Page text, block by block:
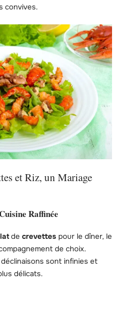
convives.
et Riz, un Mariage
Raffinée
de crevettes pour le dîner, le
de choix.
déclinaisons sont infinies et
délicats.